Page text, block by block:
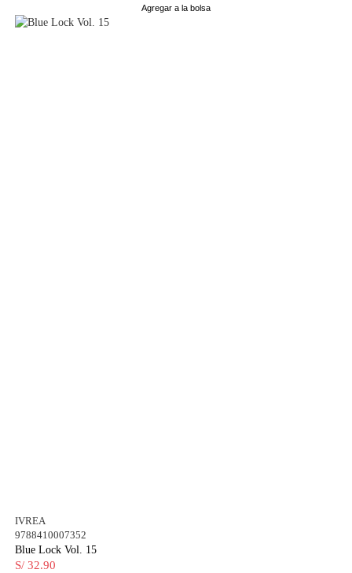
Agregar a la bolsa
IVREA
9788410007352
Blue Lock Vol. 15
S/ 32.90